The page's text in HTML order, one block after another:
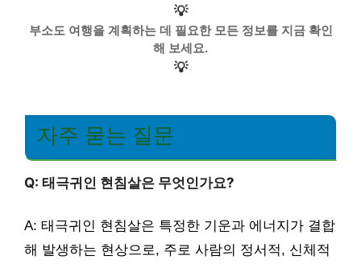
💡
부소도 여행을 계획하는 데 필요한 모든 정보를 지금 확인
해 보세요.
💡
자주 묻는 질문
Q: 태극귀인 현침살은 무엇인가요?
A: 태극귀인 현침살은 특정한 기운과 에너지가 결합
해 발생하는 현상으로, 주로 사람의 정서적, 신체적